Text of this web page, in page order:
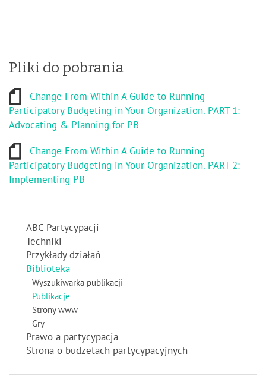
Pliki do pobrania
Change From Within A Guide to Running
Participatory Budgeting in Your Organization. PART 1:
Advocating & Planning for PB
Change From Within A Guide to Running
Participatory Budgeting in Your Organization. PART 2:
Implementing PB
ABC Partycypacji
Techniki
Przykłady działań
Biblioteka
Wyszukiwarka publikacji
Publikacje
Strony www
Gry
Prawo a partycypacja
Strona o budżetach partycypacyjnych